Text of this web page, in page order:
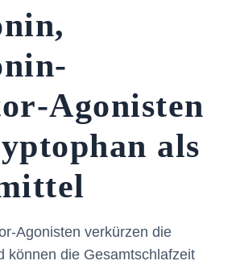
als
verkürzen die
können die Gesamtschlafzeit